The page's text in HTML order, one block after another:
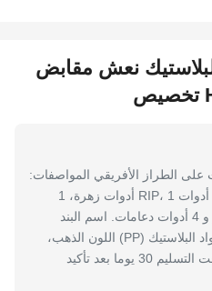
نعش مقابض
الطراز الأفريقي المواصفات:
مجموعة واحدة تضم 6 أدوات، 1 أدوات RIP، 1 أدوات زهرة، 1
أدوات صليب و 4 أدوات مسامير و 4 أدوات دعامات. اسم البند
مجموعة TX-Model H9003 المواد البلاستيك (PP) اللون الذهب،
الفضة، النحاس، حسب طلبك وقت التسليم 30 يوما بعد تأكيد